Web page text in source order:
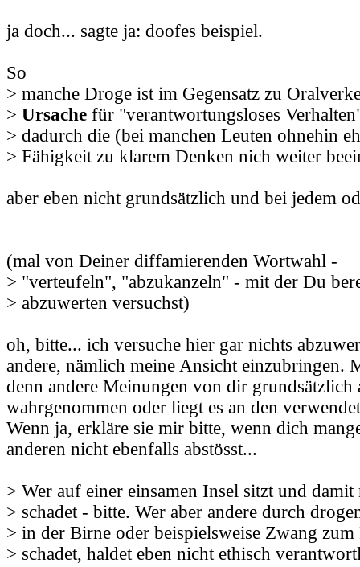
ja doch... sagte ja: doofes beispiel.
So
> manche Droge ist im Gegensatz zu
> Ursache für "verantwortungsloses
> dadurch die (bei manchen Leuten ohnehin
> Fähigkeit zu klarem Denken nich weiter
aber eben nicht grundsätzlich und bei jedem
(mal von Deiner diffamierenden Wortwahl -
> "verteufeln", "abzukanzeln" - mit der Du
> abzuwerten versuchst)
oh, bitte... ich versuche hier gar nichts
andere, nämlich meine Ansicht einzubringen.
denn andere Meinungen von dir
wahrgenommen oder liegt es an den
Wenn ja, erkläre sie mir bitte, wenn dich
anderen nicht ebenfalls abstösst...
> Wer auf einer einsamen Insel sitzt und damit
> schadet - bitte. Wer aber andere durch
> in der Birne oder beispielsweise Zwang zum
> schadet, haldet eben nicht ethisch